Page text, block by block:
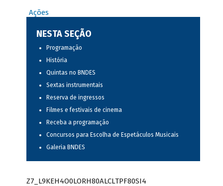
Ações
NESTA SEÇÃO
Programação
História
Quintas no BNDES
Sextas instrumentais
Reserva de ingressos
Filmes e festivais de cinema
Receba a programação
Concursos para Escolha de Espetáculos Musicais
Galeria BNDES
Z7_L9KEH4O0LORH80ALCLTPF80SI4